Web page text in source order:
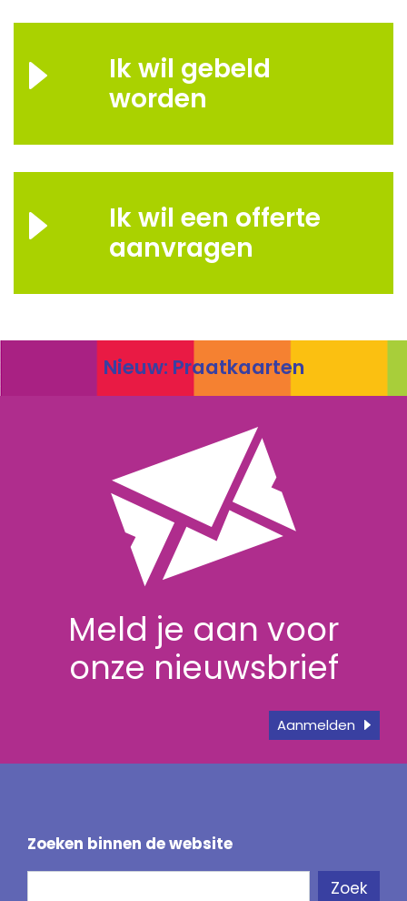
Ik wil gebeld
worden
Ik wil een offerte
aanvragen
Nieuw: Praatkaarten
Meld je aan voor
onze nieuwsbrief
Aanmelden
Zoeken binnen de website
Zoek